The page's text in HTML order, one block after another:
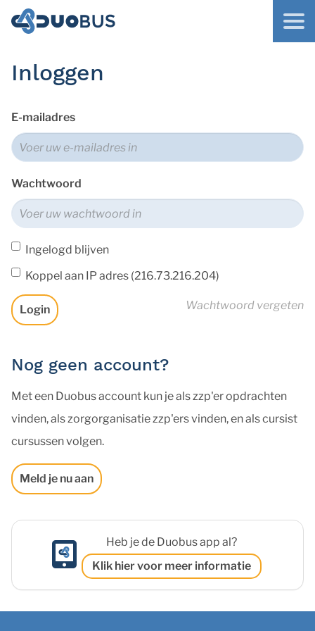
Inloggen
E-mailadres
Wachtwoord
Ingelogd blijven
Koppel aan IP adres (216.73.216.204)
Login Wachtwoord vergeten
Nog geen account?
Met een Duobus account kun je als zzp'er opdrachten
vinden, als zorgorganisatie zzp'ers vinden, en als cursist
cursussen volgen.
Meld je nu aan
Heb je de Duobus app al?
Klik hier voor meer informatie